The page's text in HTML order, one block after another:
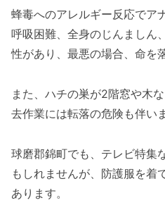
蜂毒へのアレルギー反応でア
呼吸困難、全身のじんましん
性があり、最悪の場合、命を
また、ハチの巣が2階窓や木
去作業には転落の危険も伴い
球磨郡錦町でも、テレビ特集
もしれませんが、防護服を着
あります。